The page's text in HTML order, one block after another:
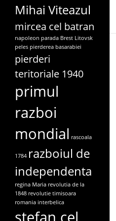
Mihai Viteazul
mircea cel batran
napoleon parada Brest Litovsk
peles pierderea basarabiei
pierderi
teritoriale 1940
primul
razboi
mondial rascoala
1784 razboiul de
independenta
regina Maria revolutia de la
1848 revolutie timisoara
romania interbelica
stefan cel